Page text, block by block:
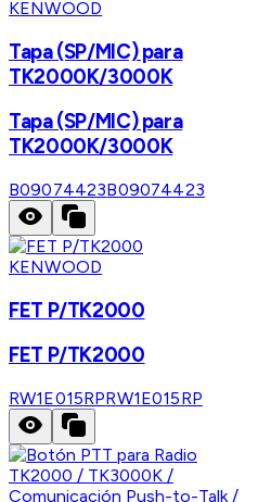
KENWOOD
Tapa (SP/MIC) para
TK2000K/3000K
Tapa (SP/MIC) para
TK2000K/3000K
B09074423B09074423
KENWOOD
FET P/TK2000
FET P/TK2000
RW1E015RPRW1E015RP